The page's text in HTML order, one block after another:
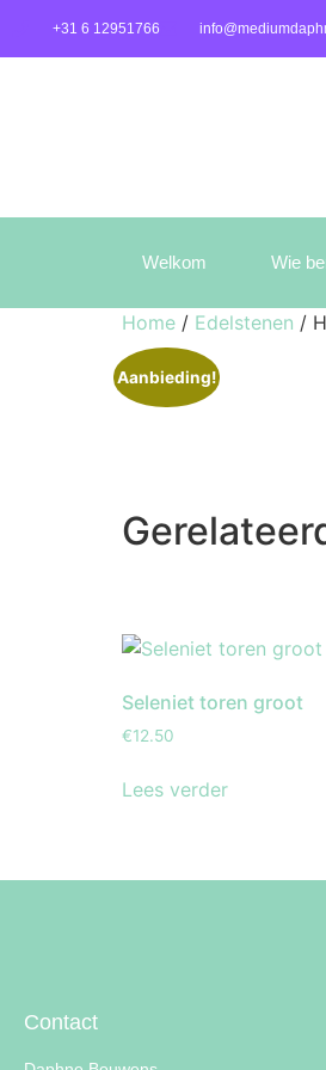
+31 6 12951766
Welkom Wie
Home / Edelstenen /
Aanbieding!
Seleniet toren groot
€12.50
Lees verder
Contact